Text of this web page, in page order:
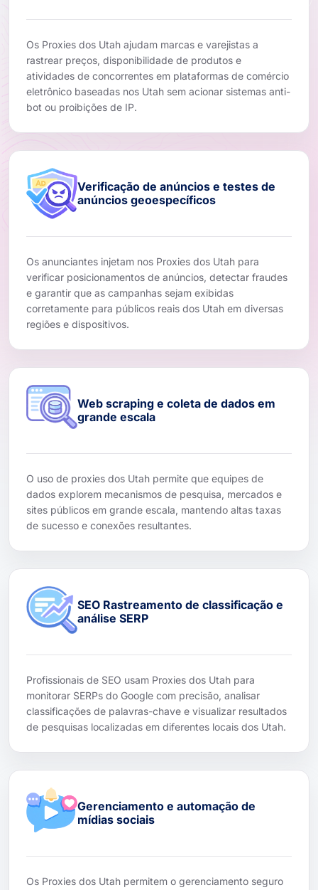
Os Proxies dos Utah ajudam marcas e varejistas a
rastrear preços, disponibilidade de produtos e
atividades de concorrentes em plataformas de comércio
eletrônico baseadas nos Utah sem acionar sistemas anti-
bot ou proibições de IP.
Verificação de anúncios e testes de
anúncios geoespecíficos
Os anunciantes injetam nos Proxies dos Utah para
verificar posicionamentos de anúncios, detectar fraudes
e garantir que as campanhas sejam exibidas
corretamente para públicos reais dos Utah em diversas
regiões e dispositivos.
Web scraping e coleta de dados em
grande escala
O uso de proxies dos Utah permite que equipes de
dados explorem mecanismos de pesquisa, mercados e
sites públicos em grande escala, mantendo altas taxas
de sucesso e conexões resultantes.
SEO Rastreamento de classificação e
análise SERP
Profissionais de SEO usam Proxies dos Utah para
monitorar SERPs do Google com precisão, analisar
classificações de palavras-chave e visualizar resultados
de pesquisas localizadas em diferentes locais dos Utah.
Gerenciamento e automação de
mídias sociais
Os Proxies dos Utah permitem o gerenciamento seguro